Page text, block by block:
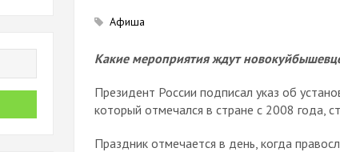
Афиша
Какие мероприятия ждут
Президент России подписал указ об
который отмечался в стране с 2008 года,
Праздник отмечается в день, когда